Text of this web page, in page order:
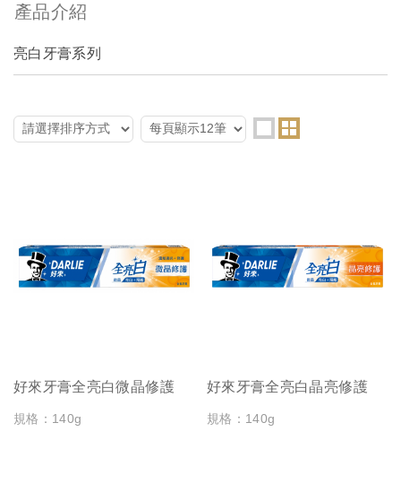
產品介紹
亮白牙膏系列
好來牙膏全亮白微晶修護
規格：140g
好來牙膏全亮白晶亮修護
規格：140g